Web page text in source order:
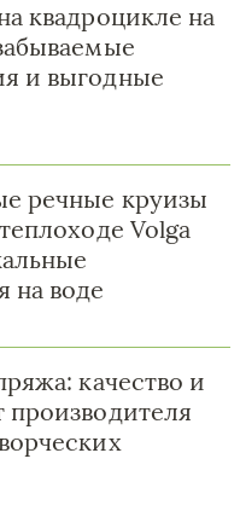
квадроцикле на
и выгодные
речные круизы
Volga
на воде
качество и
производителя